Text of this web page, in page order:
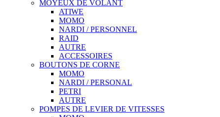
MOYEUX DE VOLANT
ATIWE
MOMO
NARDI / PERSONNEL
RAID
AUTRE
ACCESSOIRES
BOUTONS DE CORNE
MOMO
NARDI / PERSONAL
PETRI
AUTRE
POMPES DE LEVIER DE VITESSES